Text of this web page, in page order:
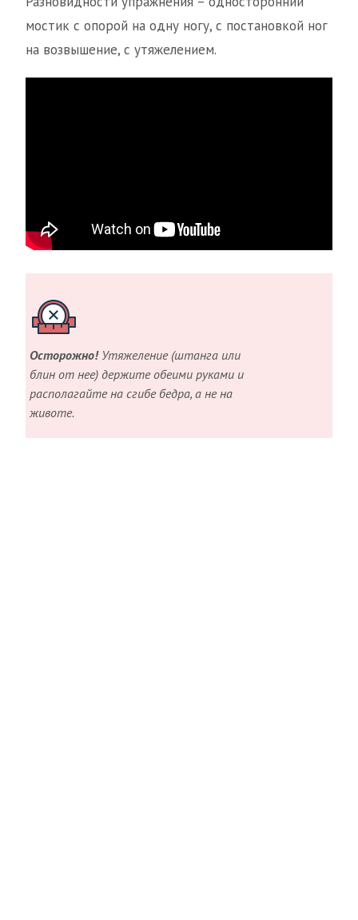
мостик с опорой на одну ногу, с постановкой ног
на возвышение, с утяжелением.
Осторожно!Утяжеление (штанга или
блин от нее) держите обеими руками и
располагайте на сгибе бедра, а не на
животе.